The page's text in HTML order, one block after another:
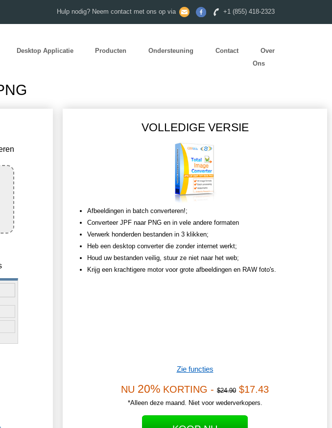
Hulp nodig? Neem contact met ons op via +1 (855) 418-2323
Desktop Applicatie Producten Ondersteuning Contact
Over
Ons
VOLLEDIGE VERSIE
Afbeeldingen in batch converteren!;
Converteer JPF naar PNG en in vele andere formaten
Verwerk honderden bestanden in 3 klikken;
Heb een desktop converter die zonder internet werkt;
Houd uw bestanden veilig, stuur ze niet naar het web;
Krijg een krachtigere motor voor grote afbeeldingen en RAW foto's.
Zie functies
NU 20% KORTING - $24.90 $17.43
*Alleen deze maand. Niet voor wederverkopers.